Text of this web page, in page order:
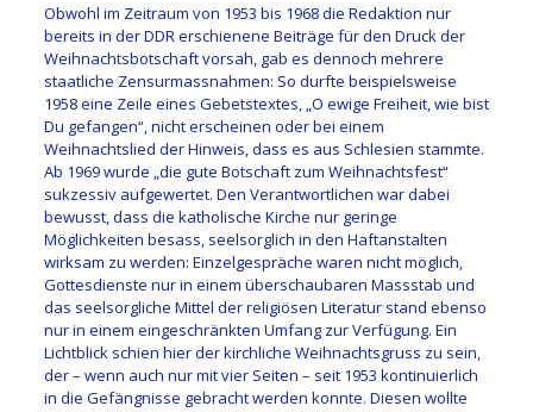
Obwohl im Zeitraum von 1953 bis 1968 die Redaktion nur
bereits in der DDR erschienene Beiträge für den Druck der
Weihnachtsbotschaft vorsah, gab es dennoch mehrere
staatliche Zensurmassnahmen: So durfte beispielsweise
1958 eine Zeile eines Gebetstextes, „O ewige Freiheit, wie bist
Du gefangen“, nicht erscheinen oder bei einem
Weihnachtslied der Hinweis, dass es aus Schlesien stammte.
Ab 1969 wurde „die gute Botschaft zum Weihnachtsfest“
sukzessiv aufgewertet. Den Verantwortlichen war dabei
bewusst, dass die katholische Kirche nur geringe
Möglichkeiten besass, seelsorglich in den Haftanstalten
wirksam zu werden: Einzelgespräche waren nicht möglich,
Gottesdienste nur in einem überschaubaren Massstab und
das seelsorgliche Mittel der religiösen Literatur stand ebenso
nur in einem eingeschränkten Umfang zur Verfügung. Ein
Lichtblick schien hier der kirchliche Weihnachtsgruss zu sein,
der – wenn auch nur mit vier Seiten – seit 1953 kontinuierlich
in die Gefängnisse gebracht werden konnte. Diesen wollte